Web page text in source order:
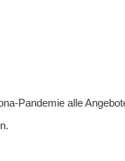
Pandemie alle